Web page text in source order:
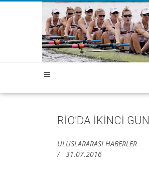
RİO'DA İKİNCİ GÜN
ULUSLARARASI HABERLER
31.07.2016